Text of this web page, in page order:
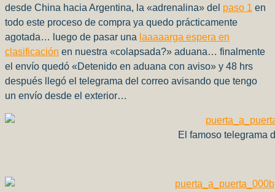
desde China hacia Argentina, la «adrenalina» del paso 1 en
todo este proceso de compra ya quedo prácticamente
agotada… luego de pasar una laaaaarga espera en
clasificación en nuestra «colapsada?» aduana… finalmente
el envío quedó «Detenido en aduana con aviso» y 48 hrs
después llegó el telegrama del correo avisando que tengo
un envío desde el exterior…
El famoso telegrama